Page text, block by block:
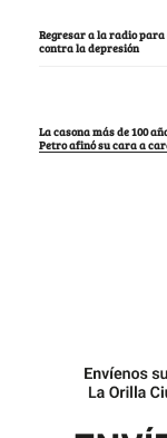
Regresar a la radio
contra la depresión
La casona más de 100
Petro afinó su cara a